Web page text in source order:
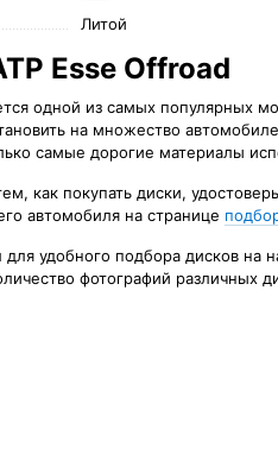
Литой
Esse Offroad
одной из самых популярных
на множество
самые дорогие материалы
как покупать диски,
автомобиля на странице
удобного подбора дисков на
фотографий различных